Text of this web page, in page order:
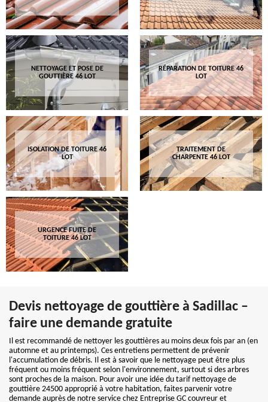
NETTOYAGE ET POSE DE
GOUTTIÈRE 46 LOT
RÉPARATION DE TOITURE 46
LOT
ISOLATION DE TOITURE 46
LOT
TRAITEMENT DE
CHARPENTE 46 LOT
URGENCE FUITE DE
TOITURE 46 LOT
Devis nettoyage de gouttière à Sadillac –
faire une demande gratuite
Il est recommandé de nettoyer les gouttières au moins deux fois par an (en
automne et au printemps). Ces entretiens permettent de prévenir
l'accumulation de débris. Il est à savoir que le nettoyage peut être plus
fréquent ou moins fréquent selon l'environnement, surtout si des arbres
sont proches de la maison. Pour avoir une idée du tarif nettoyage de
gouttière 24500 approprié à votre habitation, faites parvenir votre
demande auprès de notre service chez Entreprise GC couvreur et